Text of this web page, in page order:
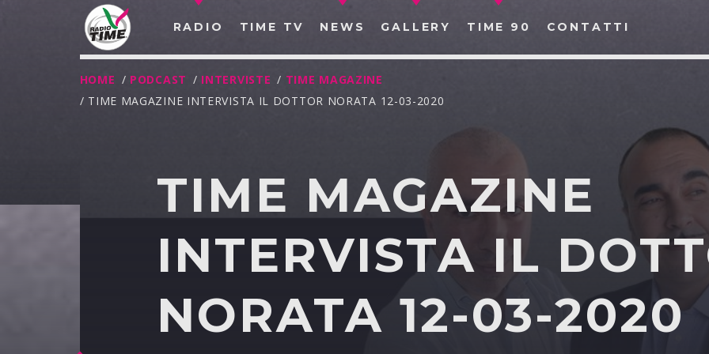
RADIO TIME TV NEWS GALLERY TIME 90 CONTATTI
CERCA NEL SITO WEB:
HOME / PODCAST / INTERVISTE / TIME MAGAZINE
/ TIME MAGAZINE INTERVISTA IL DOTTOR NORATA 12-03-2020
TIME MAGAZINE
INTERVISTA IL
NORATA 12-03-2020